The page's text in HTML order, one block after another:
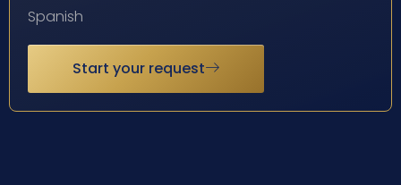
Spanish
Start your request